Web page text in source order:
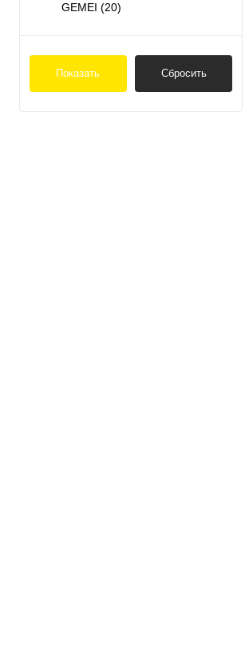
GEMEI (20)
Показать Сбросить